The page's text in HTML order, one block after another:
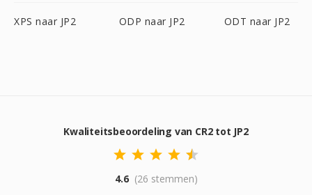
XPS naar JP2 ODP naar JP2 ODT naar JP2
Kwaliteitsbeoordeling van CR2 tot JP2
4.6 (26 stemmen)